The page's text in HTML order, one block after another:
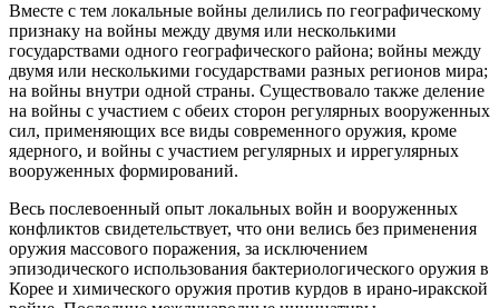
Вместе с тем локальные войны делились по географическому
признаку на войны между двумя или несколькими
государствами одного географического района; войны между
двумя или несколькими государствами разных регионов мира;
на войны внутри одной страны. Существовало также деление
на войны с участием с обеих сторон регулярных вооруженных
сил, применяющих все виды современного оружия, кроме
ядерного, и войны с участием регулярных и иррегулярных
вооруженных формирований.
Весь послевоенный опыт локальных войн и вооруженных
конфликтов свидетельствует, что они велись без применения
оружия массового поражения, за исключением
эпизодического использования бактериологического оружия в
Корее и химического оружия против курдов в ирано-иракской